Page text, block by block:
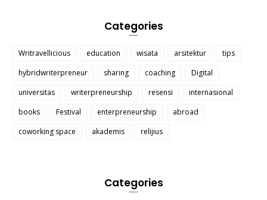
Categories
Writravellicious education wisata arsitektur
tips
hybridwriterpreneur
sharing coaching
Digital
universitas
writerpreneurship resensi
internasional
books
Festival enterpreneurship
abroad
coworking space
akademis relijius
Categories